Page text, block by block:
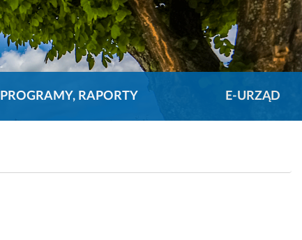
RAPORTY E-URZĄD